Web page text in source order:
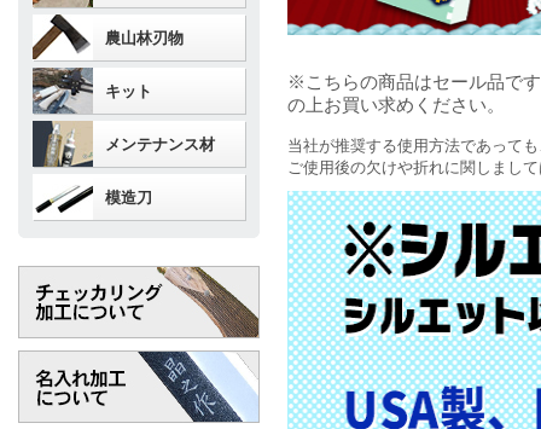
※こちらの商品はセール品で
の上お買い求めください。
当社が推奨する使用方法であって
ご使用後の欠けや折れに関しまし
農山林刃物
キット
メンテナンス材
模造刀